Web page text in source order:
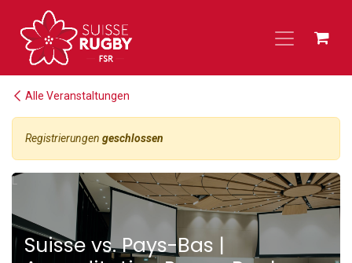
Zum Inhalt springen
Alle Veranstaltungen
Registrierungen geschlossen
L
Suisse vs. Pays-Bas |